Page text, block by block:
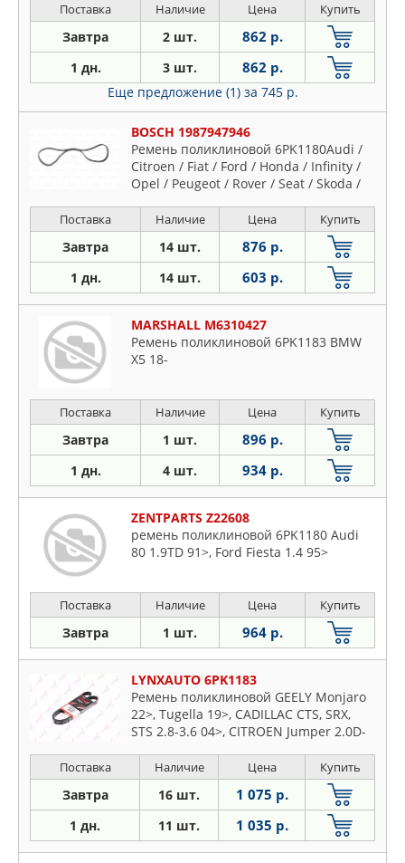
Поставка Наличие Цена Купить
Завтра 2 шт. 862 р.
1 дн. 3 шт. 862 р.
Еще предложение (1) за 745 р.
BOSCH 1987947946
Ремень поликлиновой 6PK1180Audi /
Citroen / Fiat / Ford / Honda / Infinity /
Opel / Peugeot / Rover / Seat / Skoda /
Поставка Наличие Цена Купить
Завтра 14 шт. 876 р.
1 дн. 14 шт. 603 р.
MARSHALL M6310427
Ремень поликлиновой 6PK1183 BMW
X5 18-
Поставка Наличие Цена Купить
Завтра 1 шт. 896 р.
1 дн. 4 шт. 934 р.
ZENTPARTS Z22608
ремень поликлиновой 6PK1180 Audi
80 1.9TD 91>, Ford Fiesta 1.4 95>
Поставка Наличие Цена Купить
Завтра 1 шт. 964 р.
LYNXAUTO 6PK1183
Ремень поликлиновой GEELY Monjaro
22>, Tugella 19>, CADILLAC CTS, SRX,
STS 2.8-3.6 04>, CITROEN Jumper 2.0D-
Sirion 1.0 05>, OPEL Astra, Corsa, Meriva
1.3TD 03>, PEUGEOT Boxer 2.0D-2.2D
Поставка Наличие Цена Купить
Завтра 16 шт. 1 075 р.
1 дн. 11 шт. 1 035 р.